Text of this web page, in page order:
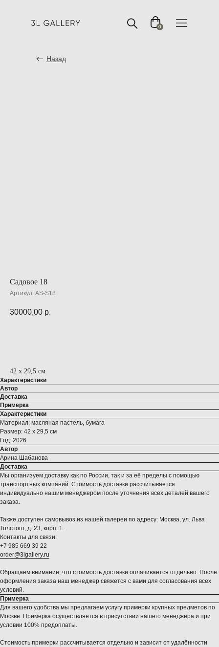
0
Назад
Садовое 18
Артикул: AS-S18
30000,00 р.
42 х 29,5 см
Характеристики
Автор
Доставка
Примерка
Характеристики
Материал: масляная пастель, бумага
Размер: 42 х 29,5 см
Год: 2026
Автор
Арина Шабанова
Доставка
Мы организуем доставку как по России, так и за её пределы с помощью
транспортных компаний. Стоимость доставки рассчитывается
индивидуально нашим менеджером после уточнения всех деталей вашего
заказа.
Также доступен самовывоз из нашей галереи по адресу: Москва, ул. Льва
Толстого, д. 23, корп. 1.
Контакты для связи:
+7 985 669 39 22
order@3lgallery.ru
Обращаем внимание, что стоимость доставки оплачивается отдельно. После
оформления заказа наш менеджер свяжется с вами для согласования всех
условий.
Примерка
Для вашего удобства мы предлагаем услугу примерки крупных предметов по
Москве. Примерка осуществляется в присутствии нашего менеджера и при
условии 100% предоплаты.
Стоимость примерки рассчитывается отдельно и зависит от удалённости